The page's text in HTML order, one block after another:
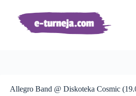
sadržaj
Allegro Band @ Diskoteka Cosmic